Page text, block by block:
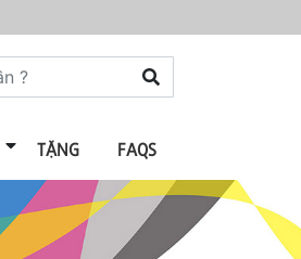
TẶNG FAQS